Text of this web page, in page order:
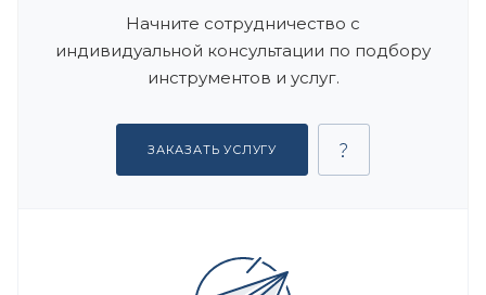
Начните сотрудничество с
индивидуальной консультации по подбору
инструментов и услуг.
ЗАКАЗАТЬ УСЛУГУ